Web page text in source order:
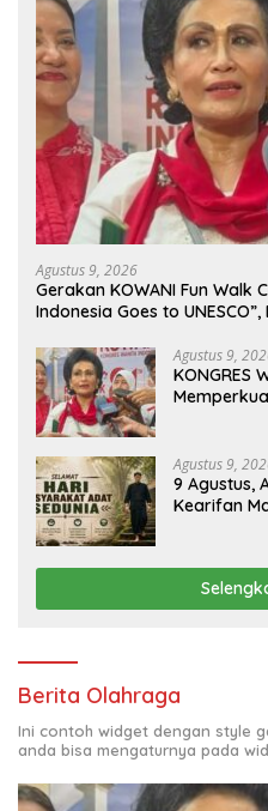
Agustus 9, 2026
Gerakan KOWANI Fun Walk
Indonesia Goes to
Agustus 9,
KONGRES
Agustus 9,
9 Agustus,
Kearifan
Berita Olahraga
Ini contoh widget dengan style
anda bisa mengaturnya pada